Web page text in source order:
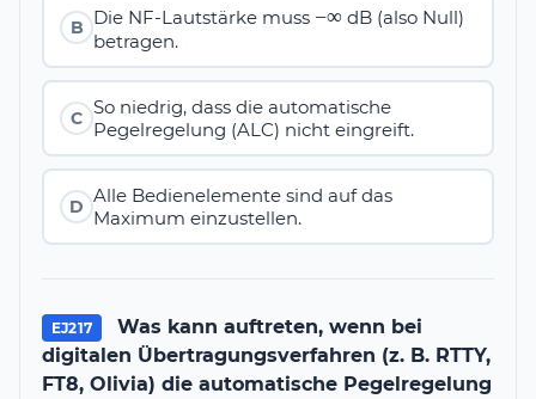
B Die NF-Lautstärke muss -
−∞ dB (also Null)
betragen.
C So niedrig, dass die automatische
Pegelregelung (ALC) nicht eingreift.
D Alle Bedienelemente sind auf das
Maximum einzustellen.
EJ217
Was kann auftreten, wenn bei
digitalen Übertragungsverfahren (z. B. RTTY,
FT8, Olivia) die automatische Pegelregelung